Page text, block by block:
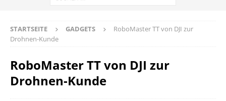
STARTSEITE GADGETS
RoboMaster TT von DJI zur
Drohnen-Kunde
RoboMaster TT von DJI zur
Drohnen-Kunde